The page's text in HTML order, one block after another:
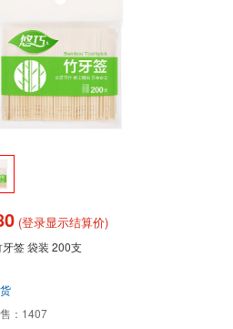
(登录显示结算价)
签 袋装 200支
： 1407